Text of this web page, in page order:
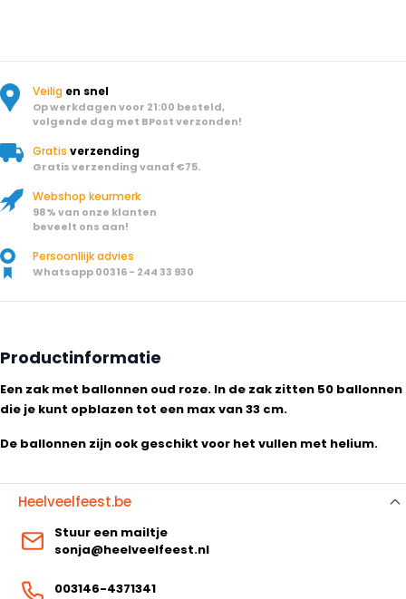
Veilig en snel
Op werkdagen voor 21:00 besteld,
volgende dag met BPost verzonden!
Gratis verzending
Gratis verzending vanaf €75.
Webshop keurmerk
98% van onze klanten
beveelt ons aan!
Persoonllijk advies
Whatsapp 00316 - 244 33 930
Productinformatie
Een zak met ballonnen oud roze. In de zak zitten 50 ballonnen
die je kunt opblazen tot een max van 33 cm.
De ballonnen zijn ook geschikt voor het vullen met helium.
Heelveelfeest.be
Stuur een mailtje
sonja@heelveelfeest.nl
003146-4371341